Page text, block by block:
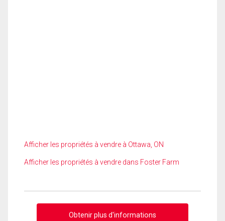
Afficher les propriétés à vendre à Ottawa, ON
Afficher les propriétés à vendre dans Foster Farm
Obtenir plus d'informations